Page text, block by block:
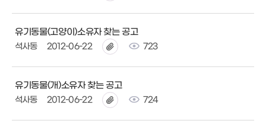
유기동물(고양이)소유자 찾는 공고
석사동 2012-06-22 723
유기동물(개)소유자 찾는 공고
석사동 2012-06-22 724